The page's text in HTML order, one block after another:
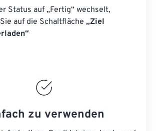
Status auf „Fertig“ wechselt,
auf die Schaltfläche „Ziel
zu verwenden